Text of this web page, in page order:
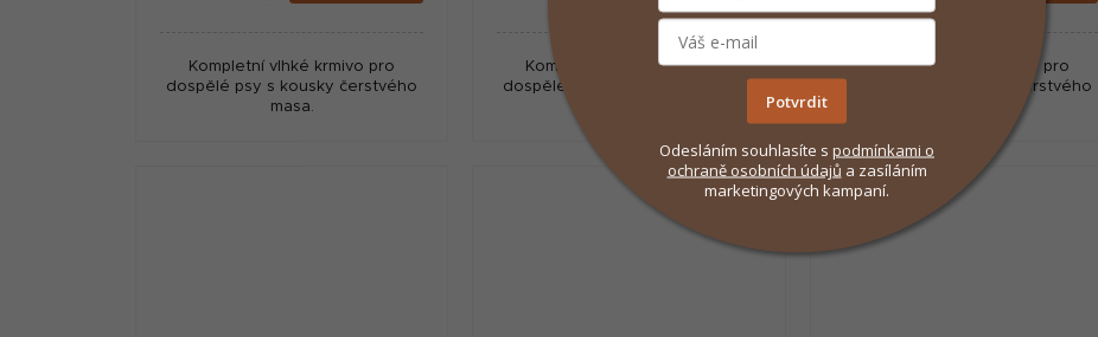
Kompletní vlhké krmivo pro
dospělé psy s kousky čerstvého
masa.
Kompletní vlhké krmivo pro
dospělé psy s kousky čerstvého
cena:
Kompletní vlhké krmivo pro
dospělé psy s kousky čerstvého
Potvrdit
Odesláním souhlasíte s podmínkami o
ochraně osobních údajů a zasíláním
marketingových kampaní.